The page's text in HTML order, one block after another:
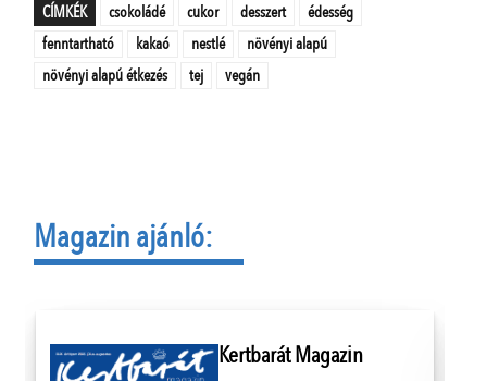
CÍMKÉK csokoládé cukor desszert
édesség
fenntartható
kakaó nestlé
növényi alapú
növényi alapú étkezés
tej vegán
Magazin ajánló:
Kertbarát Magazin